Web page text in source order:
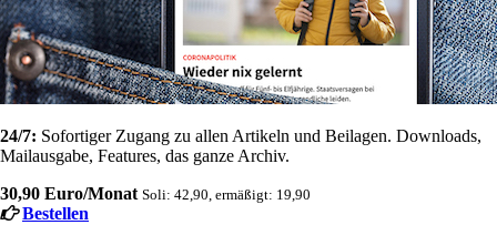
24/7: Sofortiger Zugang zu allen Artikeln und Beilagen. Downloads,
Mailausgabe, Features, das ganze Archiv.
30,90 Euro/Monat Soli: 42,90, ermäßigt: 19,90
Bestellen